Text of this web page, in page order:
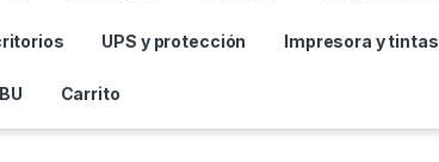
UPS y protección Impresora y tintas
Carrito